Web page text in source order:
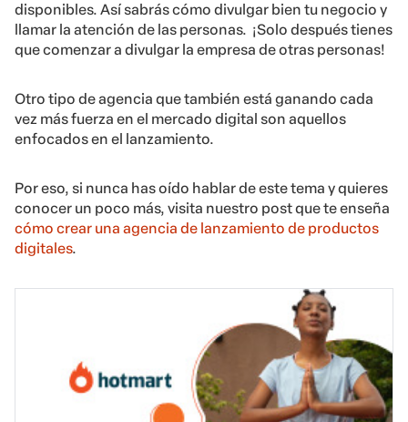
disponibles. Así sabrás cómo divulgar bien tu negocio y
llamar la atención de las personas. ¡Solo después tienes
que comenzar a divulgar la empresa de otras personas!
Otro tipo de agencia que también está ganando cada
vez más fuerza en el mercado digital son aquellos
enfocados en el lanzamiento.
Por eso, si nunca has oído hablar de este tema y quieres
conocer un poco más, visita nuestro post que te enseña
cómo crear una agencia de lanzamiento de productos
digitales.